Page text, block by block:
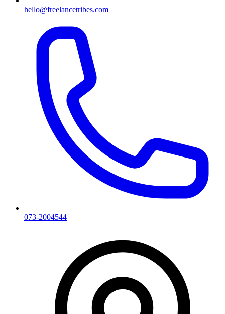
hello@freelancetribes.com
073-2004544